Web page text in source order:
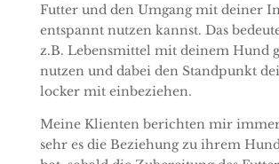
Futter und den Umgang mit deiner
entspannt nutzen kannst. Das
z.B. Lebensmittel mit deinem Hund
nutzen und dabei den Standpunkt
locker mit einbeziehen.
Meine Klienten berichten mir
sehr es die Beziehung zu ihrem